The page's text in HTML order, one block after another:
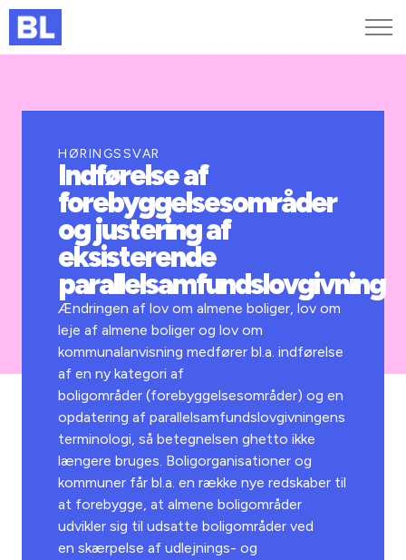
Kurser og arrangementer
Jobportalen
HØRINGSSVAR
Indførelse af
forebyggelsesområder
og justering af
eksisterende
parallelsamfundslovgivning
Ændringen af lov om almene boliger, lov om
leje af almene boliger og lov om
kommunalanvisning medfører bl.a. indførelse
af en ny kategori af
boligområder (forebyggelsesområder) og en
opdatering af parallelsamfundslovgivningens
terminologi, så betegnelsen ghetto ikke
længere bruges. Boligorganisationer og
kommuner får bl.a. en række nye redskaber til
at forebygge, at almene boligområder
udvikler sig til udsatte boligområder ved
en skærpelse af udlejnings- og